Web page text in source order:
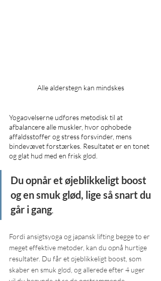
Alle alderstegn kan mindskes
Yogaøvelserne udføres metodisk til at
afbalancere alle muskler, hvor ophobede
affaldsstoffer og stress forsvinder, mens
bindevævet forstærkes. Resultatet er en tonet
og glat hud med en frisk glød.
Du opnår et øjeblikkeligt boost
og en smuk glød, lige så snart du
går i gang.
Fordi ansigtsyoga og japansk lifting begge to er
meget effektive metoder, kan du opnå hurtige
resultater. Du får et øjeblikkeligt boost, som
skaber en smuk glød, og allerede efter 4 uger